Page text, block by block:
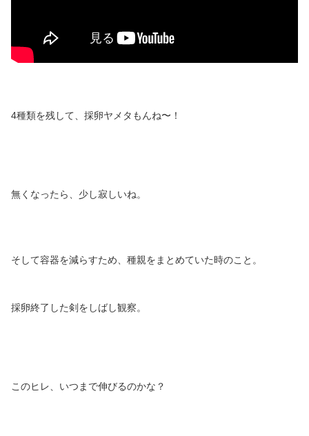
4種類を残して、採卵ヤメタもんね〜！
無くなったら、少し寂しいね。
そして容器を減らすため、種親をまとめていた時のこと。
採卵終了した剣をしばし観察。
このヒレ、いつまで伸びるのかな？